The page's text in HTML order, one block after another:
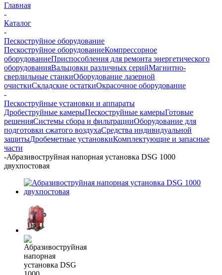
Главная
-
Каталог
-
Пескоструйное оборудование
Пескоструйное оборудованиеКомпрессорное
оборудованиеПриспособления для ремонта энергетического
оборудованияВальцовки различных серийМагнитно-
сверлильные станкиОборудование лазерной
очисткиСкладские остаткиОкрасочное оборудование
-
Пескоструйные установки и аппараты
Дробеструйные камерыПескоструйные камерыГотовые
решенияСистемы сбора и фильтрацииОборудование для
подготовки сжатого воздухаСредства индивидуальной
защитыДробеметные установкиКомплектующие и запасные
части
-Абразивоструйная напорная установка DSG 1000
двухпостовая